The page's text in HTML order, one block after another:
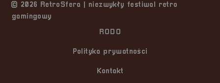
© 2026 RetroSfera | niezwykły festiwal retro
gamingowy
RODO
Polityka prywatności
Kontakt